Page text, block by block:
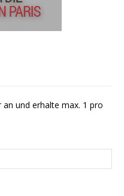
und erhalte max. 1 pro